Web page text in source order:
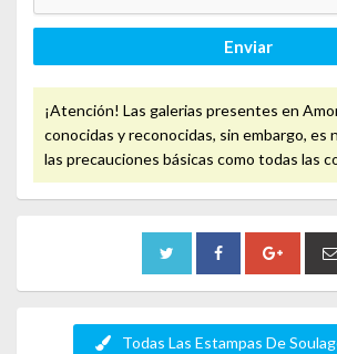
Enviar
¡Atención! Las galerias presentes en
conocidas y reconocidas, sin embargo, es
las precauciones básicas como todas las
Todas Las Estampas De